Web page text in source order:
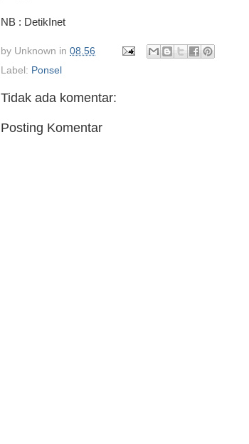
NB : DetikInet
by Unknown in 08.56
Label: Ponsel
Tidak ada komentar:
Posting Komentar